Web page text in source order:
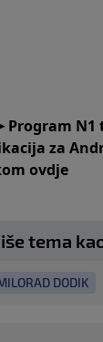
Program N1
za An
ovdje
tema
DODIK